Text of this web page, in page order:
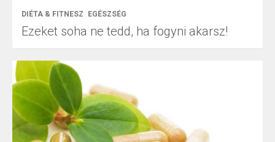
DIÉTA & FITNESZ EGÉSZSÉG
Ezeket soha ne tedd, ha fogyni akarsz!